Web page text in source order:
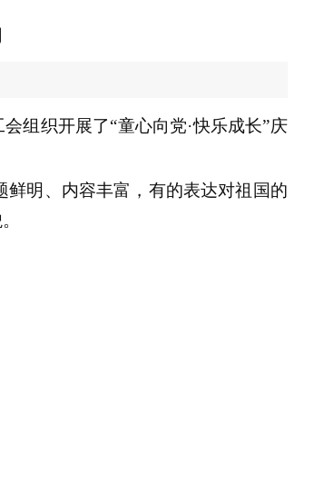
组织开展了“童心向党·快乐成长”庆
明、内容丰富，有的表达对祖国的